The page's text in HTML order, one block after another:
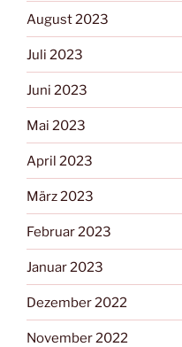
August 2023
Juli 2023
Juni 2023
Mai 2023
April 2023
März 2023
Februar 2023
Januar 2023
Dezember 2022
November 2022